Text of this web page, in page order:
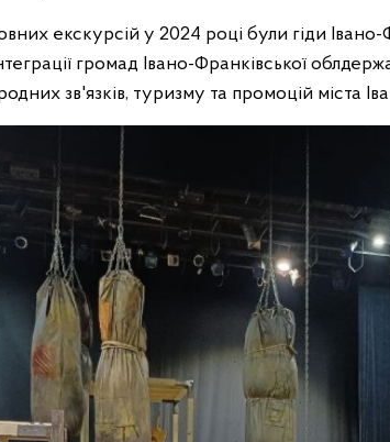
екскурсій у 2024 році були гіди
громад Івано-Франківської
зв'язків, туризму та промоцій міста